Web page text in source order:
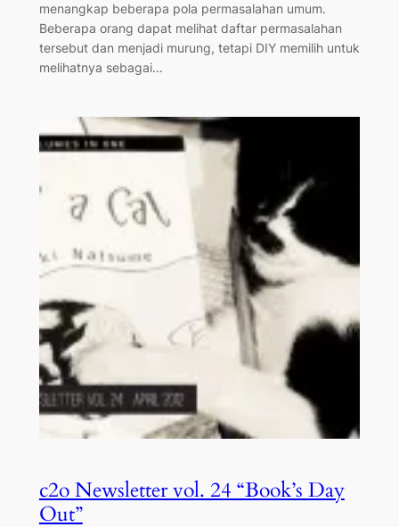
menangkap beberapa pola permasalahan umum.
Beberapa orang dapat melihat daftar permasalahan
tersebut dan menjadi murung, tetapi DIY memilih untuk
melihatnya sebagai…
c2o Newsletter vol. 24 “Book’s Day
Out”